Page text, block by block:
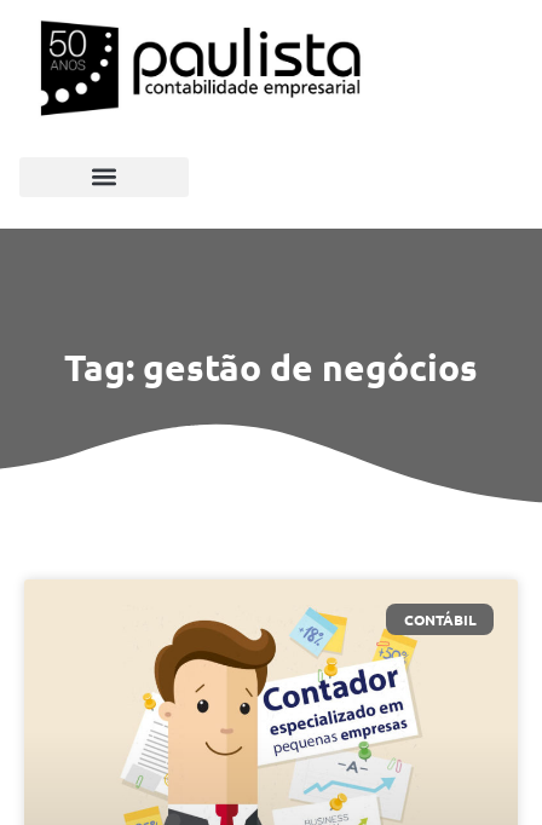
Tag: gestão de negócios
CONTÁBIL